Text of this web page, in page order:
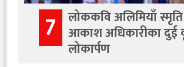
7 लोककवि अलिमियाँ
आकाश अधिकारीका दुई
लोकार्पण